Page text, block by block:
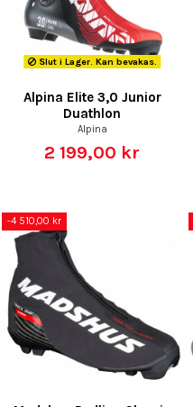
Slut i Lager. Kan bevakas.
Alpina Elite 3,0 Junior
Duathlon
Alpina
2 199,00 kr
-4 510,00 kr